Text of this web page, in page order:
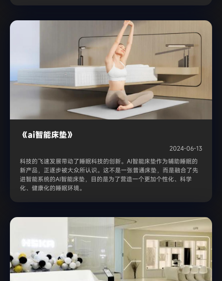
《ai智能床垫》
2024-06-13
科技的飞速发展带动了睡眠科技的创新。AI智能床垫作为辅助睡眠的
新产品，正逐步被大众所认识。这不是一张普通床垫，而是融合了先
进智能系统的AI智能床垫，目的是为了营造一个更加个性化、科学
化、健康化的睡眠环境。